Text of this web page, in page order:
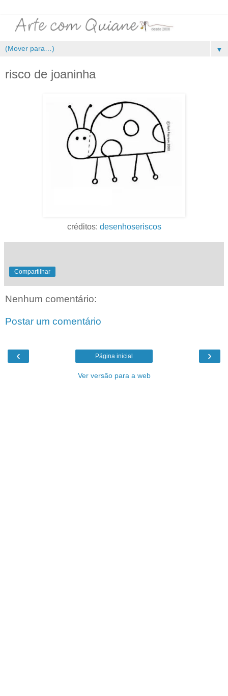
▼
risco de joaninha
créditos: desenhoseriscos
Compartilhar
Nenhum comentário:
Postar um comentário
‹ ›
Página inicial
Ver versão para a web